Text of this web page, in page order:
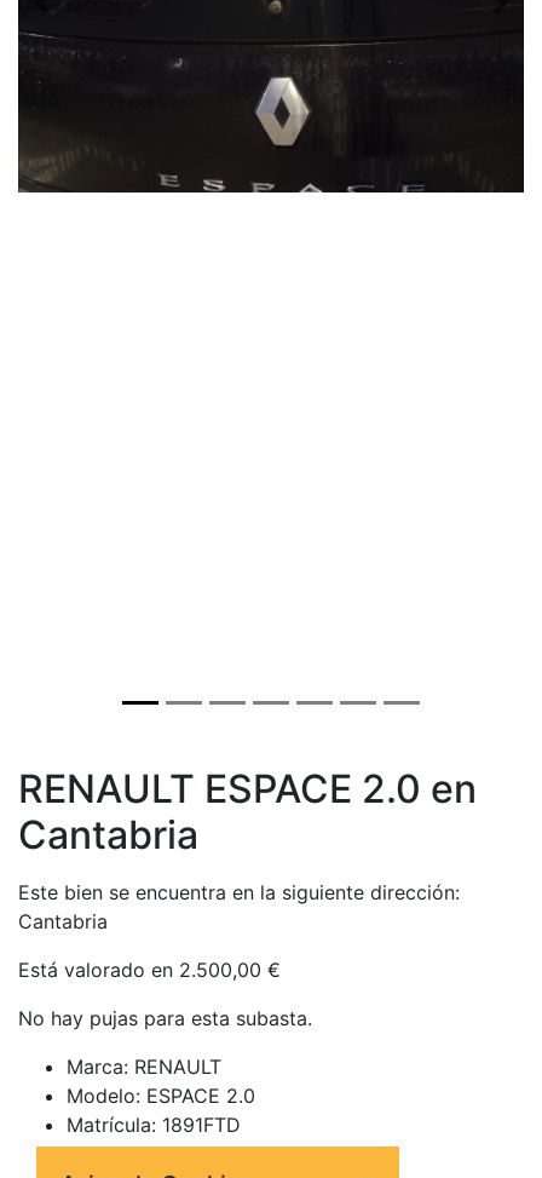
RENAULT ESPACE 2.0 en
Cantabria
Este bien se encuentra en la siguiente dirección:
Cantabria
Está valorado en 2.500,00 €
No hay pujas para esta subasta.
Marca: RENAULT
Modelo: ESPACE 2.0
Matrícula: 1891FTD
Bastidor: VF1JK01B638326359